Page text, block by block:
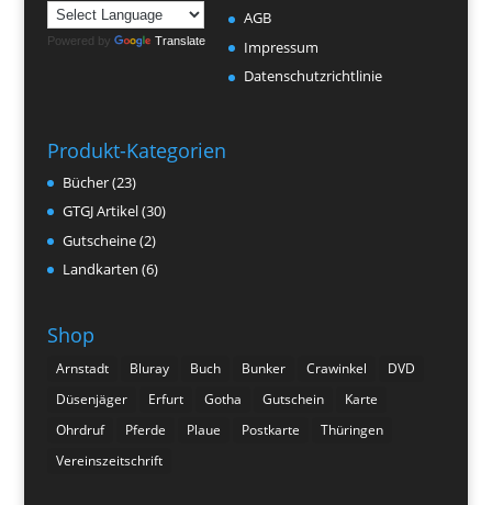
Powered by Translate
AGB
Impressum
Datenschutzrichtlinie
Produkt-Kategorien
Bücher(23)
GTGJ Artikel(30)
Gutscheine(2)
Landkarten (6)
Shop
Arnstadt Bluray Buch Bunker Crawinkel
DVD
Düsenjäger
Erfurt Gotha Gutschein
Karte
Ohrdruf
Pferde Plaue Postkarte
Thüringen
Vereinszeitschrift